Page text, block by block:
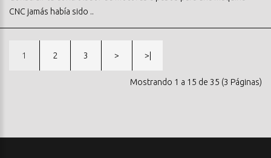
CNC jamás había sido ..
1 2 3 > >|
Mostrando 1 a 15 de 35 (3 Páginas)